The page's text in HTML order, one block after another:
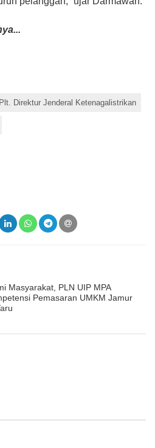
Plt. Direktur Jenderal Ketenagalistrikan
Masyarakat, PLN UIP MPA
Pemasaran UMKM Jamur